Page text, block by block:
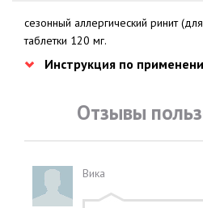
сезонный аллергический ринит
таблетки 120 мг.
Инструкция по
Отзывы
Вика